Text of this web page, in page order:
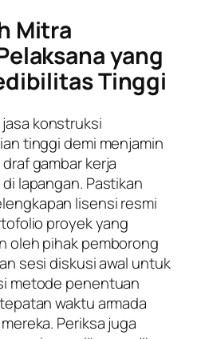
Mitra
yang
Tinggi
konstruksi
tinggi demi menjamin
gambar kerja
lapangan. Pastikan
lisensi resmi
proyek yang
oleh pihak pemborong
sesi diskusi awal untuk
metode penentuan
waktu armada
Periksa juga